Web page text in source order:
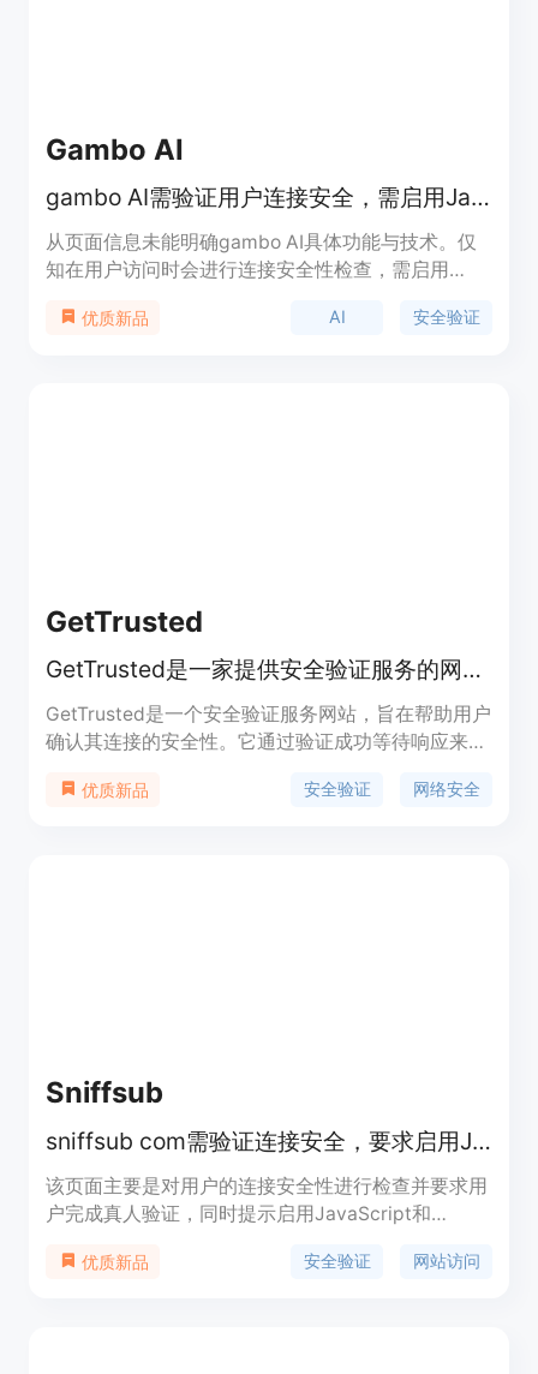
Gambo AI
gambo AI需验证用户连接安全，需启用JavaScript和cookies继续。
从页面信息未能明确gambo AI具体功能与技术。仅
知在用户访问时会进行连接安全性检查，需启用
术的服务平台，背景信息不明，价格未提及，定位可
优质新品 AI 安全验证
GetTrusted
GetTrusted是一家提供安全验证服务的网站。
GetTrusted是一个安全验证服务网站，旨在帮助用户
确认其连接的安全性。它通过验证成功等待响应来确
优质新品 安全验证 网络安全
Sniffsub
sniffsub com需验证连接安全，要求启用JavaScript和cookies继续
该页面主要是对用户的连接安全性进行检查并要求用
户完成真人验证，同时提示启用JavaScript和
恶意攻击和非法访问。主要优点是能够增强网站安全
优质新品 安全验证 网站访问